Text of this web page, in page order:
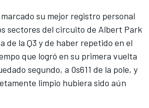
su mejor registro personal
sectores del circuito de Albert Park
de la Q3 y de haber repetido en el
que logró en su primera vuelta
segundo, a 0s611 de la pole, y
limpio hubiera sido aún